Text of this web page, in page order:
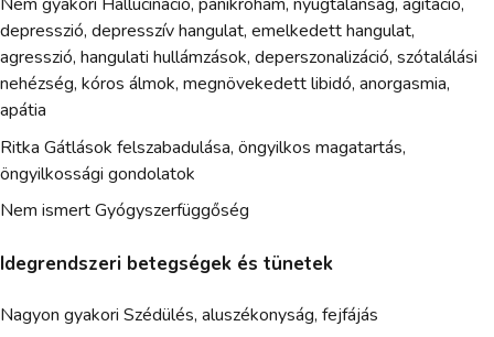
depresszió, depresszív hangulat, emelkedett hangulat,
agresszió, hangulati hullámzások, deperszonalizáció, szótalálási
nehézség, kóros álmok, megnövekedett libidó, anorgasmia,
apátia
Ritka Gátlások felszabadulása, öngyilkos magatartás,
öngyilkossági gondolatok
Nem ismert Gyógyszerfüggőség
Idegrendszeri betegségek és tünetek
Nagyon gyakori Szédülés, aluszékonyság, fejfájás